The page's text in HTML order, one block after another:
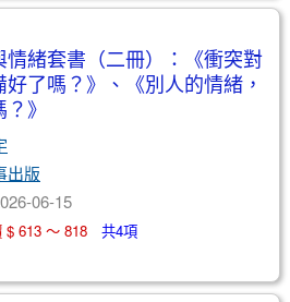
情緒套書（二冊）：《衝突對
了嗎？》、《別人的情緒，
》
出版
06-15
$ 613 ～ 818 共4項